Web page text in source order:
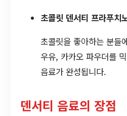
초콜릿 덴서티 프라푸치
초콜릿을 좋아하는 분들
우유, 카카오 파우더를
음료가 완성됩니다.
덴서티 음료의 장점